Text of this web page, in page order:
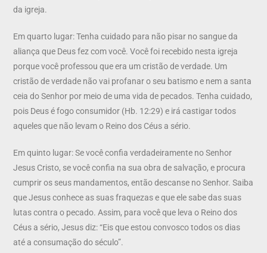
da igreja.
Em quarto lugar: Tenha cuidado para não pisar no sangue da
aliança que Deus fez com você. Você foi recebido nesta igreja
porque você professou que era um cristão de verdade. Um
cristão de verdade não vai profanar o seu batismo e nem a santa
ceia do Senhor por meio de uma vida de pecados. Tenha cuidado,
pois Deus é fogo consumidor (Hb. 12:29) e irá castigar todos
aqueles que não levam o Reino dos Céus a sério.
Em quinto lugar: Se você confia verdadeiramente no Senhor
Jesus Cristo, se você confia na sua obra de salvação, e procura
cumprir os seus mandamentos, então descanse no Senhor. Saiba
que Jesus conhece as suas fraquezas e que ele sabe das suas
lutas contra o pecado. Assim, para você que leva o Reino dos
Céus a sério, Jesus diz: “Eis que estou convosco todos os dias
até a consumação do século”.